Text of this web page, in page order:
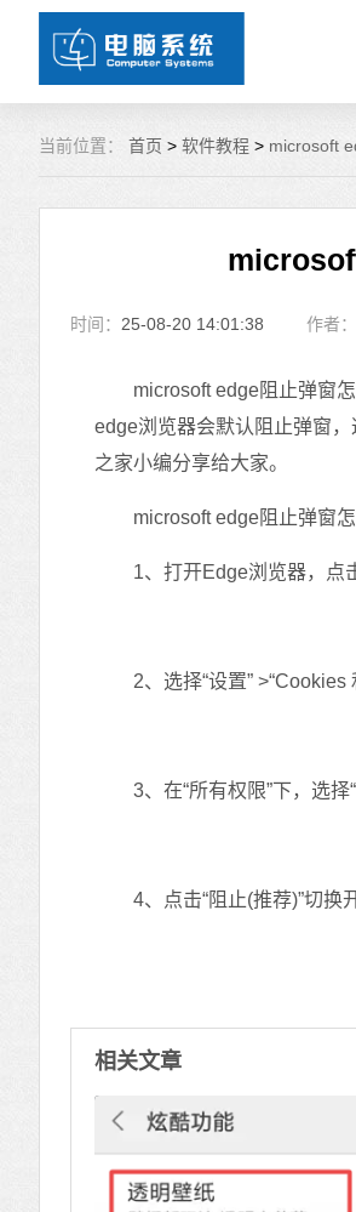
当前位置： 首页 > 软件教程 > microsoft
时间： 25-08-20 14:01:38 作者：
microsoft edge阻止弹窗怎
edge浏览器会默认阻止弹窗
之家小编分享给大家。
microsoft edge阻止弹窗怎
1、打开Edge浏览器，点击
2、选择“设置” >“Cookies
3、在“所有权限”下，选择“
4、点击“阻止(推荐)”切换开
相关文章